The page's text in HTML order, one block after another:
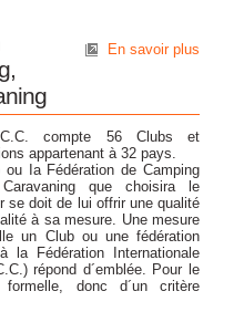
En savoir plus
compte 56 Clubs et
appartenant à 32 pays.
ou Ia Fédération de Camping
que choisira le
se doit de lui offrir une qualité
à sa mesure. Une mesure
un Club ou une fédération
la Fédération Internationale
répond d´emblée. Pour le
donc d´un critère